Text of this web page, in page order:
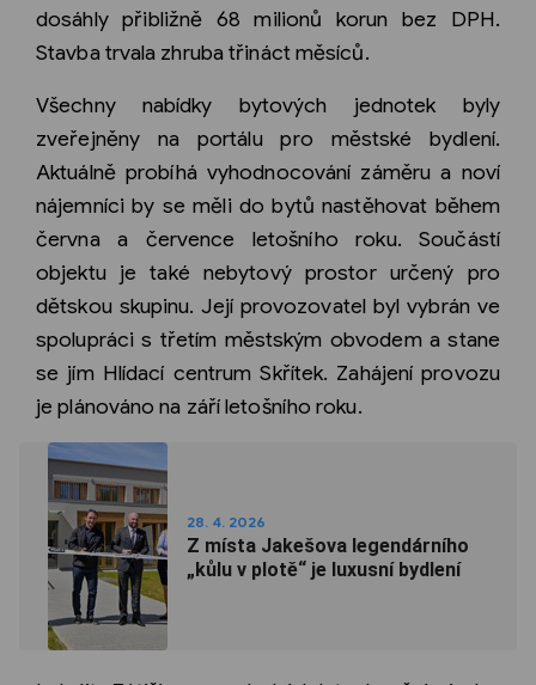
dosáhly přibližně 68 milionů korun bez DPH.
Stavba trvala zhruba třináct měsíců.
Všechny nabídky bytových jednotek byly
zveřejněny na portálu pro městské bydlení.
Aktuálně probíhá vyhodnocování záměru a noví
nájemníci by se měli do bytů nastěhovat během
června a července letošního roku. Součástí
objektu je také nebytový prostor určený pro
dětskou skupinu. Její provozovatel byl vybrán ve
spolupráci s třetím městským obvodem a stane
se jím Hlídací centrum Skřítek. Zahájení provozu
je plánováno na září letošního roku.
28. 4. 2026
Z místa Jakešova legendárního
„kůlu v plotě“ je luxusní bydlení